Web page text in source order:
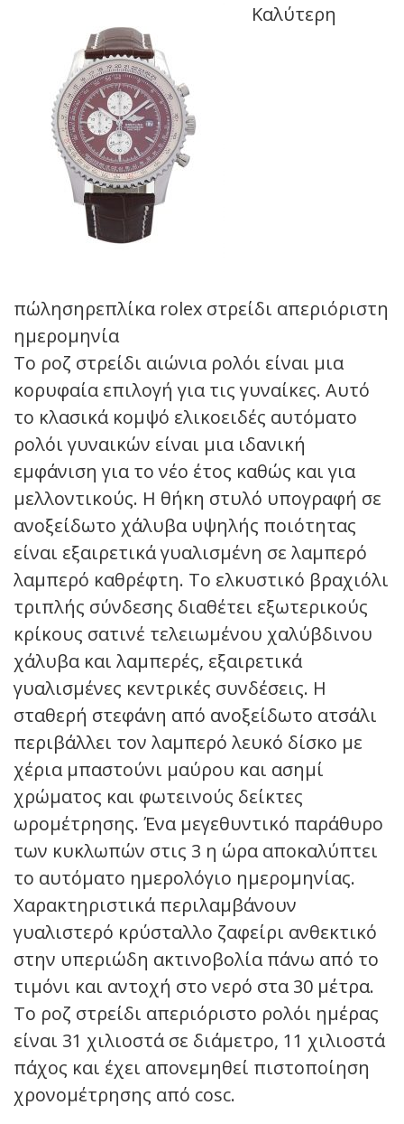
Καλύτερη
πώλησηρεπλίκα rolex στρείδι απεριόριστη
ημερομηνία
Το ροζ στρείδι αιώνια ρολόι είναι μια
κορυφαία επιλογή για τις γυναίκες. Αυτό
το κλασικά κομψό ελικοειδές αυτόματο
ρολόι γυναικών είναι μια ιδανική
εμφάνιση για το νέο έτος καθώς και για
μελλοντικούς. Η θήκη στυλό υπογραφή σε
ανοξείδωτο χάλυβα υψηλής ποιότητας
είναι εξαιρετικά γυαλισμένη σε λαμπερό
λαμπερό καθρέφτη. Το ελκυστικό βραχιόλι
τριπλής σύνδεσης διαθέτει εξωτερικούς
κρίκους σατινέ τελειωμένου χαλύβδινου
χάλυβα και λαμπερές, εξαιρετικά
γυαλισμένες κεντρικές συνδέσεις. Η
σταθερή στεφάνη από ανοξείδωτο ατσάλι
περιβάλλει τον λαμπερό λευκό δίσκο με
χέρια μπαστούνι μαύρου και ασημί
χρώματος και φωτεινούς δείκτες
ωρομέτρησης. Ένα μεγεθυντικό παράθυρο
των κυκλωπών στις 3 η ώρα αποκαλύπτει
το αυτόματο ημερολόγιο ημερομηνίας.
Χαρακτηριστικά περιλαμβάνουν
γυαλιστερό κρύσταλλο ζαφείρι ανθεκτικό
στην υπεριώδη ακτινοβολία πάνω από το
τιμόνι και αντοχή στο νερό στα 30 μέτρα.
Το ροζ στρείδι απεριόριστο ρολόι ημέρας
είναι 31 χιλιοστά σε διάμετρο, 11 χιλιοστά
πάχος και έχει απονεμηθεί πιστοποίηση
χρονομέτρησης από cosc.